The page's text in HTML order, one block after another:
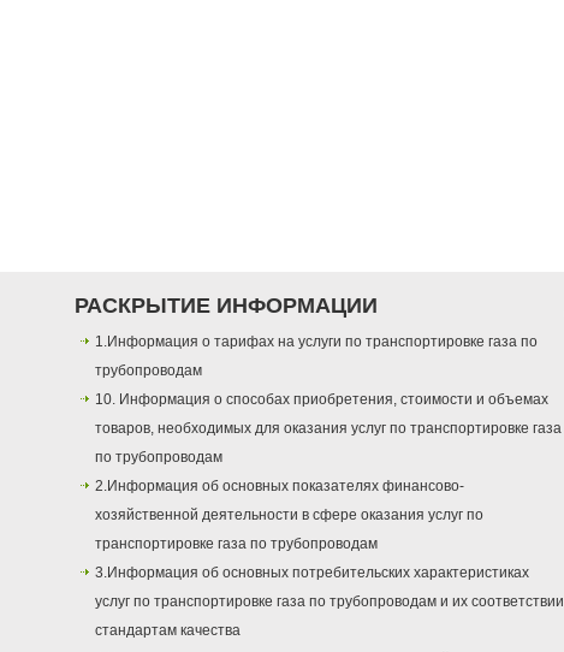
РАСКРЫТИЕ ИНФОРМАЦИИ
1.Информация о тарифах на услуги по транспортировке газа по
трубопроводам
10. Информация о способах приобретения, стоимости и объемах
товаров, необходимых для оказания услуг по транспортировке газа
по трубопроводам
2.Информация об основных показателях финансово-
хозяйственной деятельности в сфере оказания услуг по
транспортировке газа по трубопроводам
3.Информация об основных потребительских характеристиках
услуг по транспортировке газа по трубопроводам и их соответствии
стандартам качества